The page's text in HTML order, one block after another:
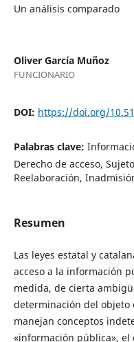
Un análisis comparado
Oliver García Muñoz
FUNCIONARIO
DOI: https://doi.org/
Palabras clave:
Derecho de acceso,
Reelaboración,
Resumen
Las leyes estatal y
acceso a la información
medida, de cierta
determinación del objeto
manejan conceptos
«información pública», el